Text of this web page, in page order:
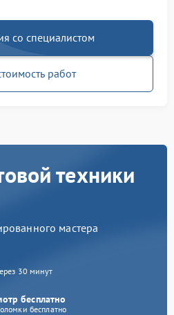
со специалистом
работ
техники
мастера
30 минут
бесплатно
бесплатно